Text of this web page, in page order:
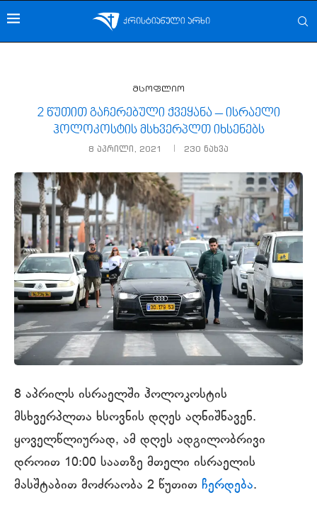
მსოფლიო
2 წუთით გაჩერებული ქვეყანა – ისრაელი
ჰოლოკოსტის მსხვერპლთ იხსენებს
8 აპრილი, 2021 230 ნახვა
8 აპრილს ისრაელში ჰოლოკოსტის
მსხვერპლთა ხსოვნის დღეს აღნიშნავენ.
ყოველწლიურად, ამ დღეს ადგილობრივი
დროით 10:00 საათზე მთელი ისრაელის
მასშტაბით მოძრაობა 2 წუთით ჩერდება.